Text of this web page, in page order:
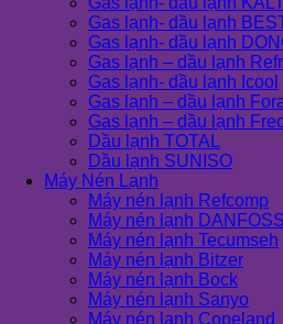
Gas lạnh- dầu lạnh
Gas lạnh- dầu lạnh
Gas lạnh – dầu lạnh
Gas lạnh- dầu lạnh Icool
Gas lạnh – dầu lạnh
Gas lạnh – dầu lạnh
Dầu lạnh TOTAL
Dầu lạnh SUNISO
Máy Nén Lạnh
Máy nén lạnh Refcomp
Máy nén lạnh DANFOSS
Máy nén lạnh Tecumseh
Máy nén lạnh Bitzer
Máy nén lạnh Bock
Máy nén lạnh Sanyo
Máy nén lạnh Copeland